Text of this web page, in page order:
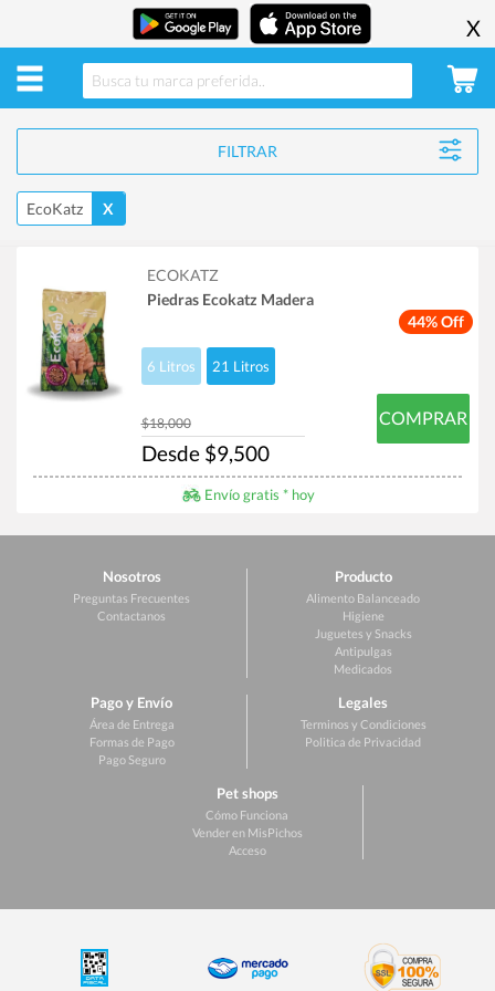
X
FILTRAR
EcoKatz X
44% Off
ECOKATZ
Piedras Ecokatz Madera
6 Litros 21 Litros
$18,000
Desde $9,500
COMPRAR
Envío gratis * hoy
Nosotros
Preguntas Frecuentes
Contactanos
Producto
Alimento Balanceado
Higiene
Juguetes y Snacks
Antipulgas
Medicados
Pago y Envío
Área de Entrega
Formas de Pago
Pago Seguro
Legales
Terminos y Condiciones
Politica de Privacidad
Pet shops
Cómo Funciona
Vender en MisPichos
Acceso